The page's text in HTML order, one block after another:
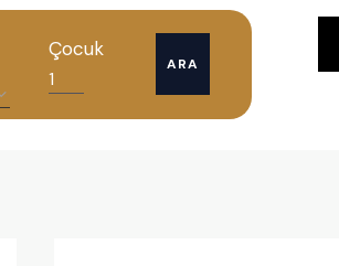
Çocuk
ARA